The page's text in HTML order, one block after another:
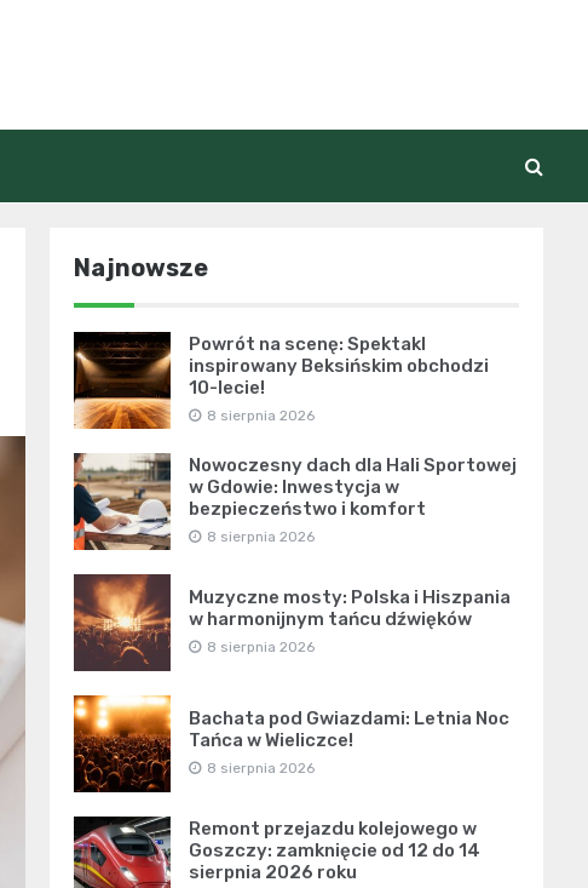
Najnowsze
Powrót na scenę: Spektakl
inspirowany Beksińskim obchodzi
10-lecie!
8 sierpnia 2026
Nowoczesny dach dla Hali Sportowej
w Gdowie: Inwestycja w
bezpieczeństwo i komfort
8 sierpnia 2026
Muzyczne mosty: Polska i Hiszpania
w harmonijnym tańcu dźwięków
8 sierpnia 2026
Bachata pod Gwiazdami: Letnia Noc
Tańca w Wieliczce!
8 sierpnia 2026
Remont przejazdu kolejowego w
Goszczy: zamknięcie od 12 do 14
sierpnia 2026 roku